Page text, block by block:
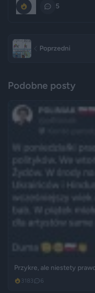
5
Poprzedni
Podobne posty
Przykre, ale niestety
3183 6